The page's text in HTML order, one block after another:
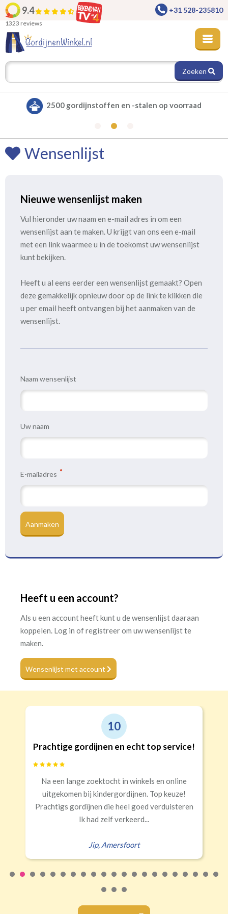
9.4
1323 reviews
+31 528-235810
Zoeken
2500 gordijnstoffen en -stalen op voorraad
Wensenlijst
Nieuwe wensenlijst maken
Vul hieronder uw naam en e-mail adres in om een
wensenlijst aan te maken. U krijgt van ons een e-mail
met een link waarmee u in de toekomst uw wensenlijst
kunt bekijken.
Heeft u al eens eerder een wensenlijst gemaakt? Open
deze gemakkelijk opnieuw door op de link te klikken die
u per email heeft ontvangen bij het aanmaken van de
wensenlijst.
Naam wensenlijst
Uw naam
E-mailadres
Aanmaken
Heeft u een account?
Als u een account heeft kunt u de wensenlijst daaraan
koppelen. Log in of registreer om uw wensenlijst te
maken.
Wensenlijst met account
10
Prachtige gordijnen en echt top service!
Na een lange zoektocht in winkels en online
uitgekomen bij kindergordijnen. Top keuze!
Prachtigs gordijnen die heel goed verduisteren
Ik had zelf verkeerd...
Jip, Amersfoort